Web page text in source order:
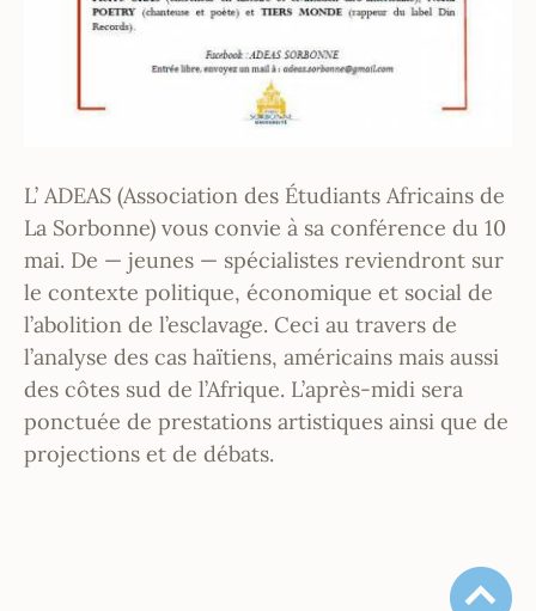
L’ ADEAS (Association des Étudiants Africains de
La Sorbonne) vous convie à sa conférence du 10
mai. De — jeunes — spécialistes reviendront sur
le contexte politique, économique et social de
l’abolition de l’esclavage. Ceci au travers de
l’analyse des cas haïtiens, américains mais aussi
des côtes sud de l’Afrique. L’après-midi sera
ponctuée de prestations artistiques ainsi que de
projections et de débats.